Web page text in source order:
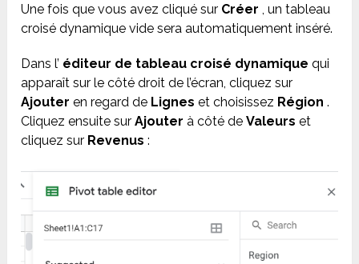
Une fois que vous avez cliqué sur Créer , un tableau
croisé dynamique vide sera automatiquement inséré.
Dans l’ éditeur de tableau croisé dynamique qui
apparaît sur le côté droit de l’écran, cliquez sur
Ajouter en regard de Lignes et choisissez Région .
Cliquez ensuite surAjouter à côté deValeurs et
cliquez sur Revenus :